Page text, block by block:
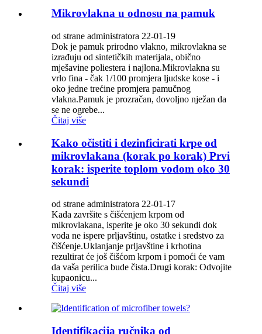
Mikrovlakna u odnosu na pamuk
od strane administratora 22-01-19
Dok je pamuk prirodno vlakno, mikrovlakna se
izrađuju od sintetičkih materijala, obično
mješavine poliestera i najlona.Mikrovlakna su
vrlo fina - čak 1/100 promjera ljudske kose - i
oko jedne trećine promjera pamučnog
vlakna.Pamuk je prozračan, dovoljno nježan da
se ne ogrebe...
Čitaj više
Kako očistiti i dezinficirati krpe od
mikrovlakana (korak po korak) Prvi
korak: isperite toplom vodom oko 30
sekundi
od strane administratora 22-01-17
Kada završite s čišćenjem krpom od
mikrovlakana, isperite je oko 30 sekundi dok
voda ne ispere prljavštinu, ostatke i sredstvo za
čišćenje.Uklanjanje prljavštine i krhotina
rezultirat će još čišćom krpom i pomoći će vam
da vaša perilica bude čista.Drugi korak: Odvojite
kupaonicu...
Čitaj više
Identifikacija ručnika od